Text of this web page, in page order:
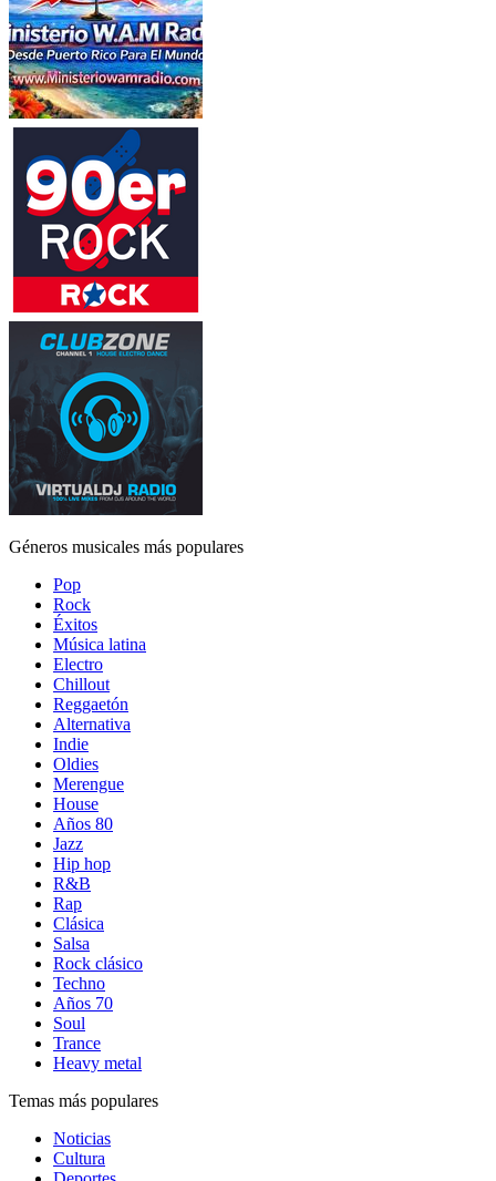
Géneros musicales más populares
Pop
Rock
Éxitos
Música latina
Electro
Chillout
Reggaetón
Alternativa
Indie
Oldies
Merengue
House
Años 80
Jazz
Hip hop
R&B
Rap
Clásica
Salsa
Rock clásico
Techno
Años 70
Soul
Trance
Heavy metal
Temas más populares
Noticias
Cultura